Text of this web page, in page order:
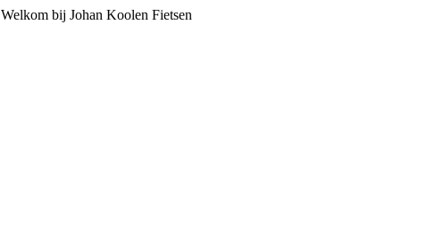
Welkom bij Johan Koolen Fietsen